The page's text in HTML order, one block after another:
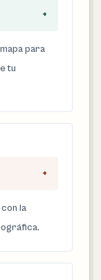
+
para
tu
+
la